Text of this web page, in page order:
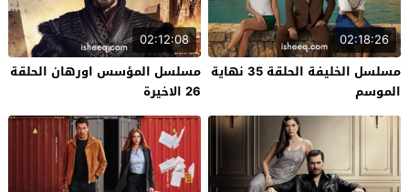
02:18:26
مسلسل الخليفة الحلقة 35 نهاية
الموسم
02:12:08
مسلسل المؤسس اورهان الحلقة
26 الاخيرة